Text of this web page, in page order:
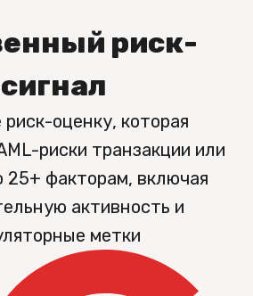
риск-
сигнал
оценку, которая
риски транзакции или
25+ факторам, включая
активность и
метки